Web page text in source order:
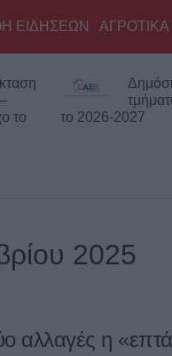
ΕΙΔΗΣΕΩΝ ΑΓΡΟΤΙΚΑ
το
το 2026-2027
2025
αλλαγές η